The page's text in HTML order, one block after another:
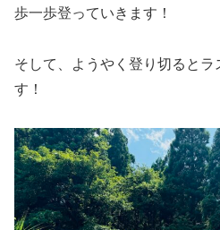
歩一歩登っていきます！
そして、ようやく登り切るとラ
す！